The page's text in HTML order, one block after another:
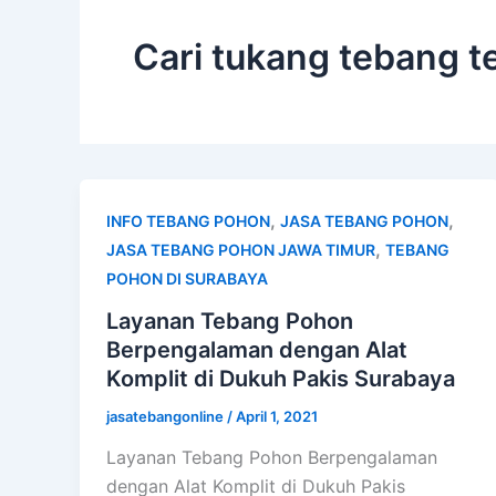
Cari tukang tebang
INFO TEBANG POHON, JASA TEBANG POHON,
JASA TEBANG POHON JAWA TIMUR, TEBANG
POHON DI SURABAYA
Layanan Tebang Pohon
Berpengalaman dengan Alat
Komplit di Dukuh Pakis Surabaya
jasatebangonline /April 1, 2021
Layanan Tebang Pohon Berpengalaman
dengan Alat Komplit di Dukuh Pakis